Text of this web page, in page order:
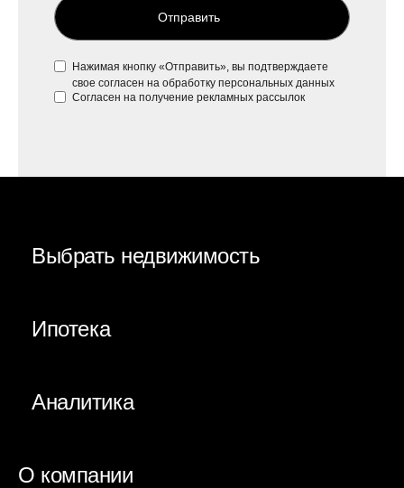
Отправить
Нажимая кнопку «Отправить», вы подтверждаете
свое согласен на обработку персональных данных
Согласен на получение рекламных рассылок
Выбрать недвижимость
Ипотека
Аналитика
О компании